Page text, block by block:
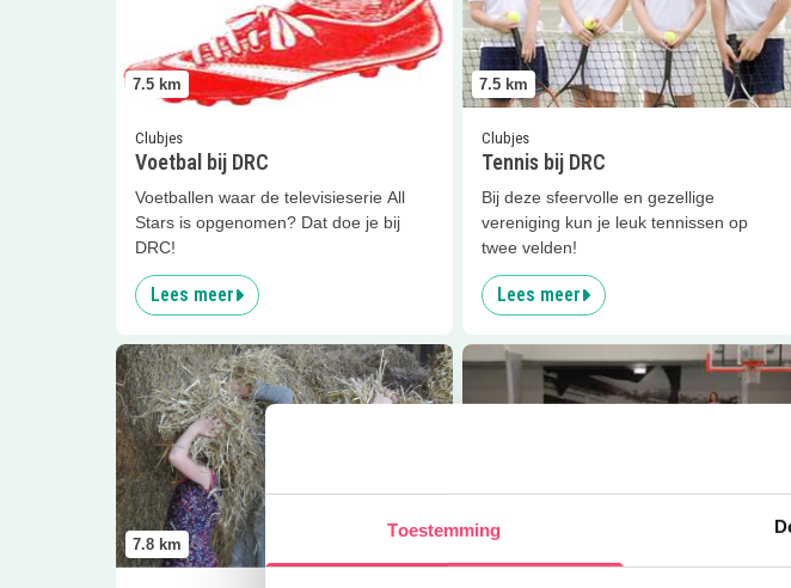
Toestemming
7.5 km
Clubjes
Voetbal bij DRC
Voetballen waar de televisieserie All
Stars is opgenomen? Dat doe je bij
DRC!
Lees meer
7.5 km
Clubjes
Tennis bij DRC
Bij deze sfeervolle en gezellige
vereniging kun je leuk tennissen op
twee velden!
Lees meer
7.8 km
Lees meer Boerderij de StadsHoeve
km
Lees meer Lekker basketballen bij